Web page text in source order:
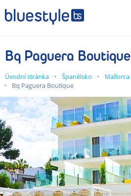
Bq Paguera Boutique
Úvodní stránka Španělsko Mallorca
Bq Paguera Boutique